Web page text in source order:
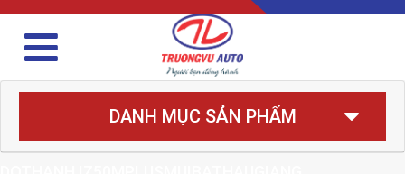
DANH MỤC SẢN PHẨM